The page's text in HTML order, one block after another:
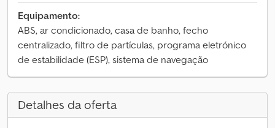
Equipamento:
ABS, ar condicionado, casa de banho, fecho
centralizado, filtro de partículas, programa eletrónico
de estabilidade (ESP), sistema de navegação
Detalhes da oferta